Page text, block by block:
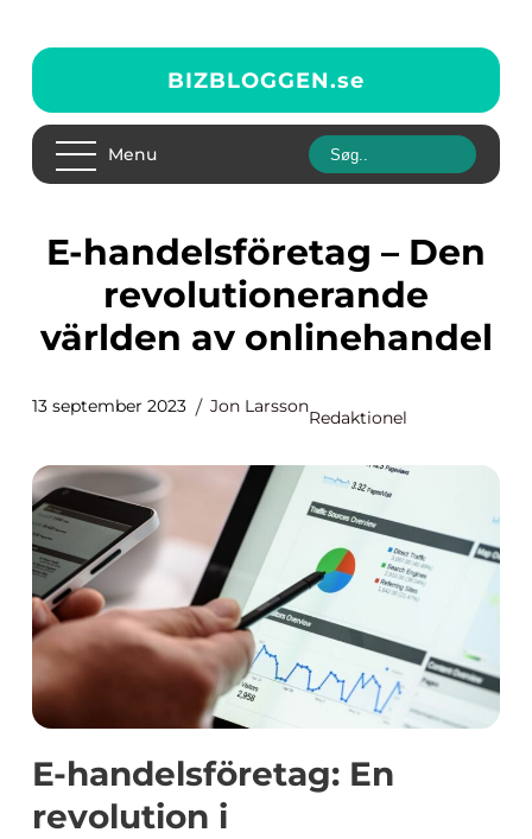
BIZBLOGGEN.se
Menu
E-handelsföretag – Den
revolutionerande
världen av onlinehandel
13 september 2023 Jon Larsson
Redaktionel
E-handelsföretag: En
revolution i